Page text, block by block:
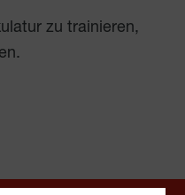
zu trainieren,